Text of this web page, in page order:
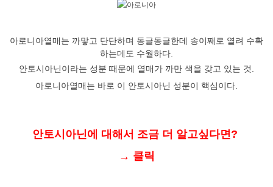
아로니아열매는 까맣고 단단하며 동글동글한데 송이째로 열려 수확
하는데도 수월하다.
안토시아닌이라는 성분 때문에 열매가 까만 색을 갖고 있는 것.
아로니아열매는 바로 이 안토시아닌 성분이 핵심이다.
안토시아닌에 대해서 조금 더 알고싶다면?
→ 클릭